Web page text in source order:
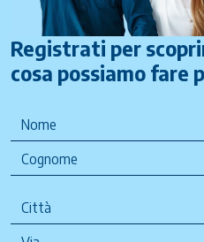
Registrati per
cosa possiamo